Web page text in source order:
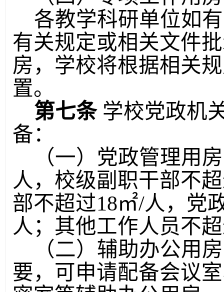
各教学科研单位如
有关规定或相关文件
房，学校将根据相关
置。
第七条 学校党政机
备：
（一）党政管理用
人，校级副职干部不
部不超过18㎡/人，党
人；其他工作人员不
（二）辅助办公用
要，可申请配备会议